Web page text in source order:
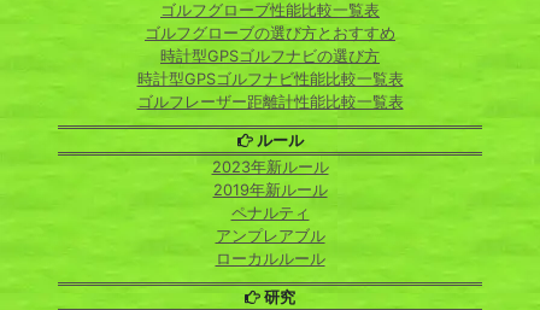
ゴルフグローブ性能比較一覧表
ゴルフグローブの選び方とおすすめ
時計型GPSゴルフナビの選び方
時計型GPSゴルフナビ性能比較一覧表
ゴルフレーザー距離計性能比較一覧表
ルール
2023年新ルール
2019年新ルール
ペナルティ
アンプレアブル
ローカルルール
研究